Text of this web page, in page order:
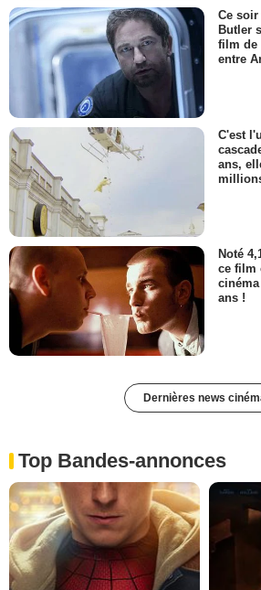
Ce soir
Butler
film de
entre
C'est
ans,
Noté
ce film
ans !
Dernières news
Top Bandes-annonces